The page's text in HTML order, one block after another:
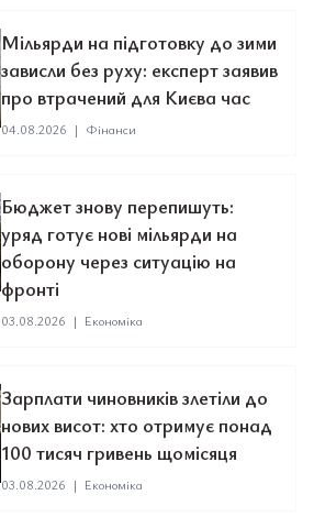
Мільярди на підготовку до зими
зависли без руху: експерт заявив
про втрачений для Києва час
04.08.2026 | Фінанси
Бюджет знову перепишуть:
уряд готує нові мільярди на
оборону через ситуацію на
фронті
03.08.2026 | Економіка
Зарплати чиновників злетіли до
нових висот: хто отримує понад
100 тисяч гривень щомісяця
03.08.2026 | Економіка